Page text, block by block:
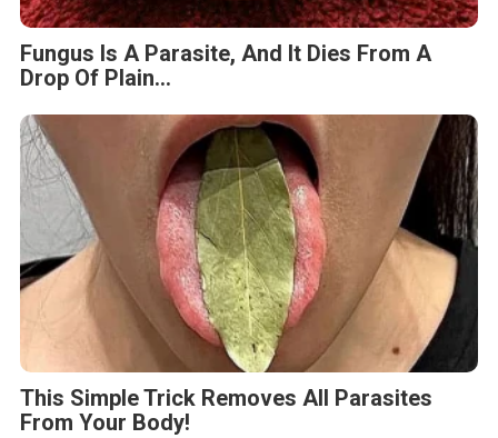
Fungus Is A Parasite, And It Dies From A
Drop Of Plain...
This Simple Trick Removes All Parasites
From Your Body!